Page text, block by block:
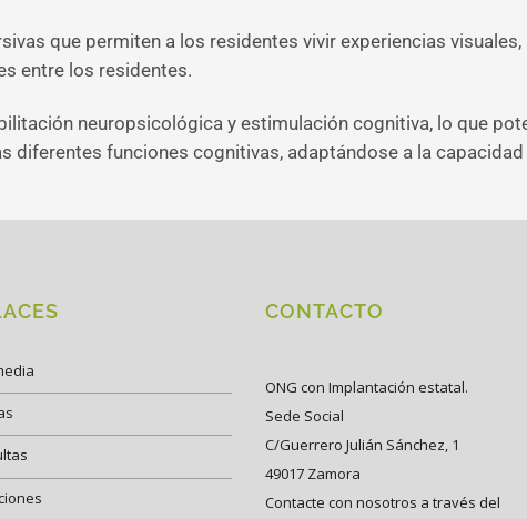
que permiten a los residentes vivir experiencias
entre los residentes.
neuropsicológica y estimulación cognitiva, lo que
diferentes funciones cognitivas, adaptándose a la
CONTACTO
ONG con Implantación estatal.
Sede Social
C/Guerrero Julián Sánchez, 1
49017 Zamora
Contacte con nosotros a través del